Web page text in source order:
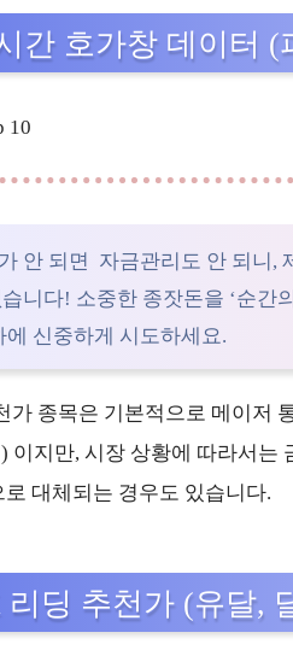
간 호가창 데이터 (
안 되면 자금관리도 안 되니,
니다! 소중한 종잣돈을 ‘순간
에 신중하게 시도하세요.
가 종목은 기본적으로 메이저
이지만, 시장 상황에 따라서는
대체되는 경우도 있습니다.
리딩 추천가 (유달,